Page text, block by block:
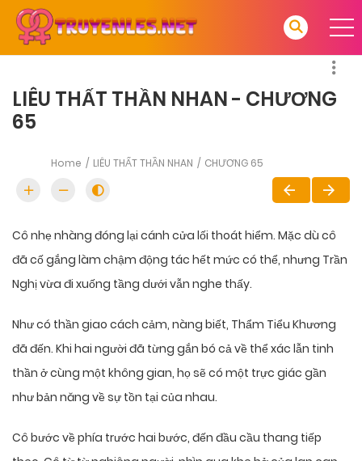
LIÊU THẤT THẦN NHAN - CHƯƠNG
65
Home LIÊU THẤT THẦN NHAN CHƯƠNG 65
Cô nhẹ nhàng đóng lại cánh cửa lối thoát hiểm. Mặc dù cô
đã cố gắng làm chậm động tác hết mức có thể, nhưng Trần
Nghị vừa đi xuống tầng dưới vẫn nghe thấy.
Như có thần giao cách cảm, nàng biết, Thẩm Tiểu Khương
đã đến. Khi hai người đã từng gắn bó cả về thể xác lẫn tinh
thần ở cùng một không gian, họ sẽ có một trực giác gần
như bản năng về sự tồn tại của nhau.
Cô bước về phía trước hai bước, đến đầu cầu thang tiếp